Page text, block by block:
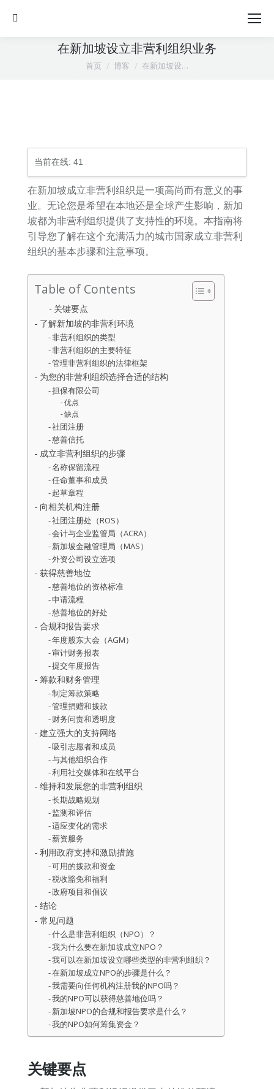
Search:
在新加坡设立非营利组织业务
您在这里：
首页 博客 在新加坡设…
当前在线: 41
在新加坡成立非营利组织是一项高尚而有意义的事
业。无论您是希望在本地还是全球产生影响，新加
坡都为非营利组织提供了支持性的环境。本指南将
引导您了解在这个充满活力的城市国家成立非营利
组织的基本步骤和注意事项。
Table of Contents
关键要点
了解新加坡的非营利环境
非营利组织的类型
非营利组织的主要特征
管理非营利组织的法律框架
为您的非营利组织选择合适的结构
担保有限公司
优点
缺点
社团注册
慈善信托
成立非营利组织的步骤
名称保留流程
任命董事和成员
起草章程
向相关机构注册
社团注册处（ROS）
会计与企业监管局（ACRA）
新加坡金融管理局（MAS）
外资公司设立选项
获得慈善地位
慈善地位的资格标准
申请流程
慈善地位的好处
合规和报告要求
年度股东大会（AGM）
审计财务报表
提交年度报告
筹款和财务管理
制定筹款策略
管理捐赠和拨款
财务问责和透明度
建立强大的支持网络
吸引志愿者和成员
与其他组织合作
利用社交媒体和在线平台
维持和发展您的非营利组织
长期战略规划
监测和评估
适应变化的需求
薪资服务
利用政府支持和激励措施
可用的拨款和资金
税收豁免和福利
政府项目和倡议
结论
常见问题
什么是非营利组织（NPO）？
我为什么要在新加坡成立NPO？
我可以在新加坡设立哪些类型的非营利组织？
在新加坡成立NPO的步骤是什么？
我需要向任何机构注册我的NPO吗？
我的NPO可以获得慈善地位吗？
新加坡NPO的合规和报告要求是什么？
我的NPO如何筹集资金？
关键要点